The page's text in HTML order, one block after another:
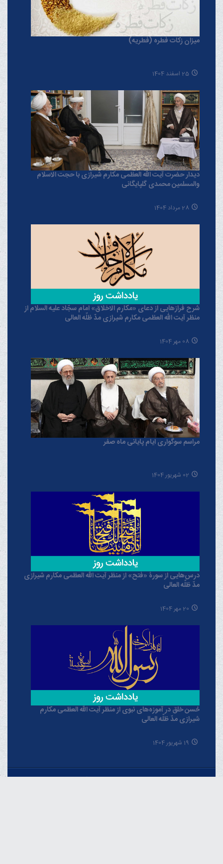
میزان زکات فطره (فطریه)
25 اسفند 1404
دیدار حضرت آیت الله العظمی مکارم شیرازی با حجت الاسلام
والمسلمین محمدی گلپایگانی
28 مرداد 1404
شرح فرازهایی از دعای «مکارم الاخلاق» امام سجّاد علیه السلام از
منظر آیت الله العظمی مکارم شیرازی مدّ ظلّه العالی
08 مهر 1404
مراسم سوگواری ایام پایانی ماه صفر
02 شهریور 1404
درس‌هایی از سورۀ «فتح» از منظر آیت الله العظمی مکارم شیرازی
مدّ ظلّه العالی
20 مهر 1404
حُسن خلق در آموزه‌های نبوی از منظر آیت الله العظمی مکارم
شیرازی مدّ ظلّه العالی
19 شهریور 1404